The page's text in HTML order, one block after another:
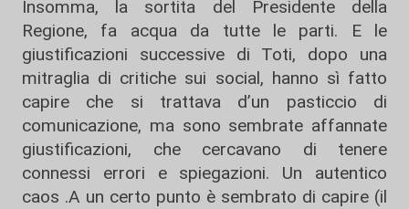
Insomma, la sortita del Presidente della
Regione, fa acqua da tutte le parti. E le
giustificazioni successive di Toti, dopo una
mitraglia di critiche sui social, hanno sì fatto
capire che si trattava d’un pasticcio di
comunicazione, ma sono sembrate affannate
giustificazioni, che cercavano di tenere
connessi errori e spiegazioni. Un autentico
caos .A un certo punto è sembrato di capire (il